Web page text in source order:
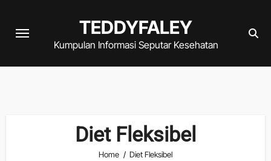
TEDDYFALEY
Kumpulan Informasi Seputar Kesehatan
Diet Fleksibel
Home Diet Fleksibel